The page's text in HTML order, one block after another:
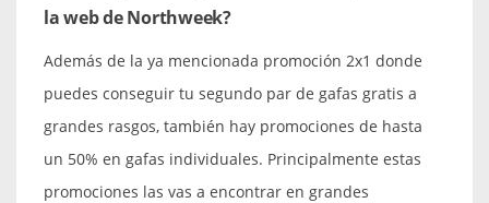
la web de Northweek?
Además de la ya mencionada promoción 2x1 donde
puedes conseguir tu segundo par de gafas gratis a
grandes rasgos, también hay promociones de hasta
un 50% en gafas individuales. Principalmente estas
promociones las vas a encontrar en grandes